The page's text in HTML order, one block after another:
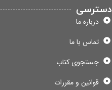
دسترسی
درباره ما
تماس با ما
جستجوی کتاب
قوانین و مقررات